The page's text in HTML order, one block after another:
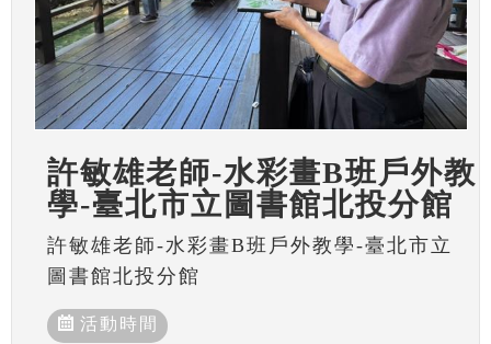
許敏雄老師-水彩畫B班戶外教
學-臺北市立圖書館北投分館
許敏雄老師-水彩畫B班戶外教學-臺北市立
圖書館北投分館
活動時間